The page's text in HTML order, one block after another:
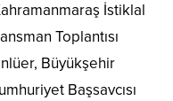
İstiklal
Toplantısı
Büyükşehir
Başsavcısı